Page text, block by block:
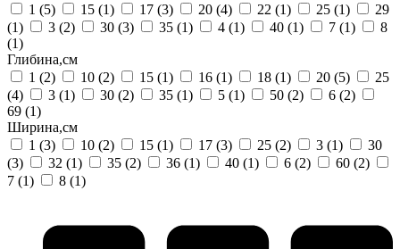
1 (5) 15 (1) 17 (3) 20 (4) 22 (1) 25 (1)
29
(1)
3 (2) 30 (3) 35 (1) 4 (1) 40 (1) 7 (1)
8
(1)
Глибина,см
1 (2) 10 (2) 15 (1) 16 (1) 18 (1) 20 (5)
25
(4)
3 (1) 30 (2) 35 (1) 5 (1) 50 (2) 6 (2)
69 (1)
Ширина,см
1 (3) 10 (2) 15 (1) 17 (3) 25 (2) 3 (1)
30
(3)
32 (1) 35 (2) 36 (1) 40 (1) 6 (2) 60 (2)
7 (1) 8 (1)